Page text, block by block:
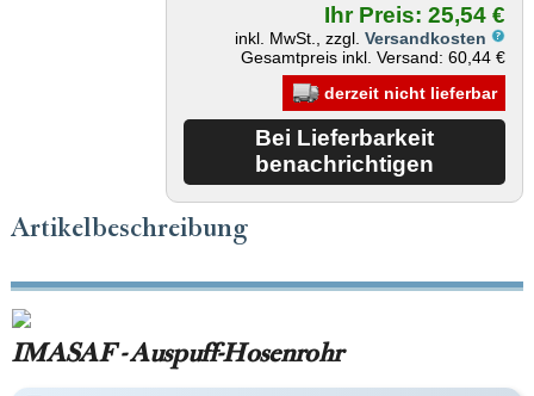
Ihr Preis: 25,54 €
inkl. MwSt., zzgl.Versandkosten
Gesamtpreis inkl. Versand: 60,44 €
derzeit nicht lieferbar
Artikelbeschreibung
IMASAF - Auspuff-Hosenrohr